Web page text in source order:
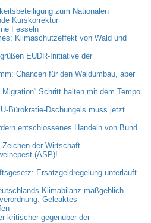
zum Nationalen
Kurskorrektur
Fesseln
Klimaschutzeffekt von Wald und
EUDR-Initiative der
Chancen für den Waldumbau, aber
Schritt halten mit dem Tempo
Bürokratie-Dschungels muss jetzt
entschlossenes Handeln von Bund
der Wirtschaft
(ASP)!
Ersatzgeldregelung unterläuft
Klimabilanz maßgeblich
Geleaktes
kritischer gegenüber der